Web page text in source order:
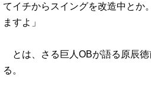
てイチからスイングを改造中とか
ますよ」
とは、さる巨人OBが語る原辰
る。